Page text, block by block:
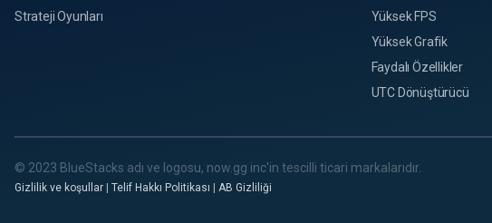
Strateji Oyunları
Yüksek FPS
Yüksek Grafik
Faydalı Özellikler
UTC Dönüştürücü
© 2023 BlueStacks adı ve logosu, now.gg inc'in tescilli ticari markalarıdır.
Gizlilik ve koşullar Telif Hakkı Politikası AB Gizliliği